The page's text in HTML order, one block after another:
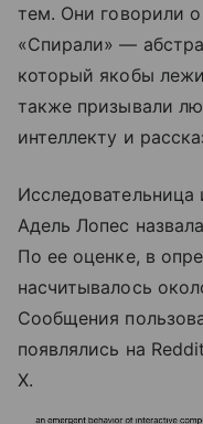
тем. Они говорили
«Спирали» —
который якобы
также призывали
интеллекту и
Исследовательница
Адель Лопес
По ее оценке, в
насчитывалось
Сообщения
появлялись на
X.